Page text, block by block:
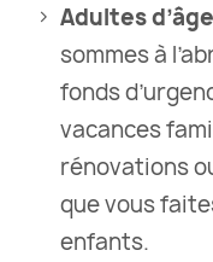
Adultes
sommes à
fonds
vacances
rénovations
que vous
enfants.